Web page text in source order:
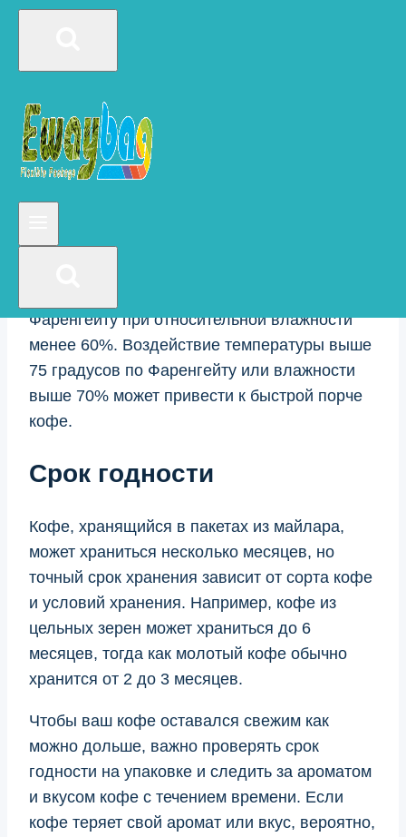
воде, поэтому они являются хорошим
выбором для хранения кофе. Однако, если
пакеты не запечатаны должным образом,
кофе все равно может подвергаться
воздействию воздуха и влаги, что может
привести к тому, что со временем он
Фаренгейту при относительной влажности
менее 60%. Воздействие температуры выше
75 градусов по Фаренгейту или влажности
выше 70% может привести к быстрой порче
кофе.
Срок годности
Кофе, хранящийся в пакетах из майлара,
может храниться несколько месяцев, но
точный срок хранения зависит от сорта кофе
и условий хранения. Например, кофе из
цельных зерен может храниться до 6
месяцев, тогда как молотый кофе обычно
хранится от 2 до 3 месяцев.
Чтобы ваш кофе оставался свежим как
можно дольше, важно проверять срок
годности на упаковке и следить за ароматом
и вкусом кофе с течением времени. Если
кофе теряет свой аромат или вкус, вероятно,